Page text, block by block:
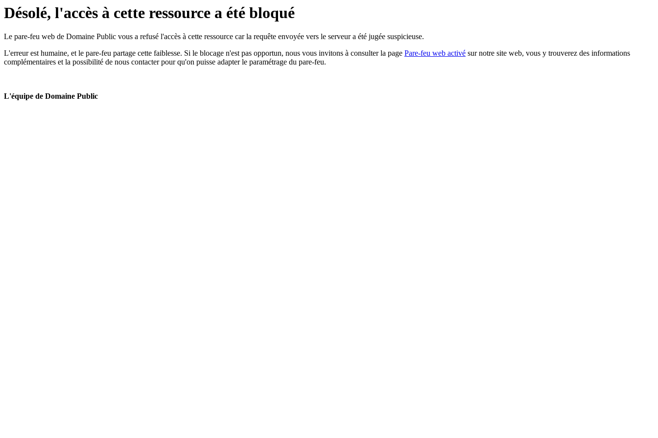
Désolé, l'accès à cette ressource a été bloqué
Le pare-feu web de Domaine Public vous a refusé l'accès à cette ressource car la requête envoyée vers le serveur a été jugée suspicieuse.
L'erreur est humaine, et le pare-feu partage cette faiblesse. Si le blocage n'est pas opportun, nous vous invitons à consulter la page Pare-feu web activé sur notre site web, vous y trouverez des informations
complémentaires et la possibilité de nous contacter pour qu'on puisse adapter le paramétrage du pare-feu.
L'équipe de Domaine Public